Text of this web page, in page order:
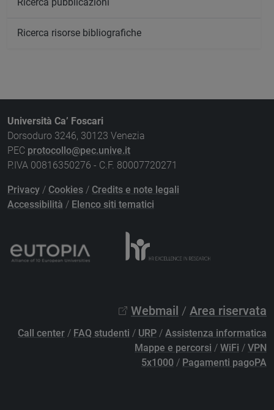
Ricerca risorse bibliografiche
Università Ca’ Foscari
Dorsoduro 3246, 30123 Venezia
PEC protocollo@pec.unive.it
P.IVA 00816350276 - C.F. 80007720271
Privacy / Cookies / Credits e note legali
Accessibilità / Elenco siti tematici
Webmail / Area riservata
Call center / FAQ studenti / URP / Assistenza informatica
Mappe e percorsi / WiFi / VPN
5x1000 / Pagamenti pagoPA